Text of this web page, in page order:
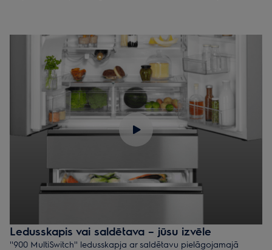
tie prot vislabāk, kamēr jūs varat pievērst uzmanību svarīgākām
lietām savā virtuvē.
Ledusskapis vai saldētava – jūsu izvēle
''900 MultiSwitch'' ledusskapja ar saldētavu pielāgojamajā